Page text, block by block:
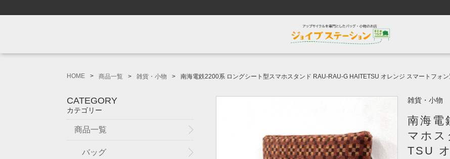
HOME 商品一覧 雑貨・小物 南海電鉄2200系 ロングシート型スマホスタンド RAU-RAU-G HAITETSU オレンジ スマートフォン
雑貨・小物
南海電
マホ
TSU
CATEGORY
カテゴリー
商品一覧
バッグ